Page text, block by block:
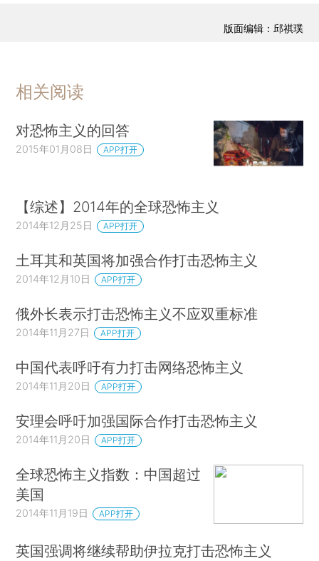
版面编辑：邱祺璞
相关阅读
对恐怖主义的回答
2015年01月08日 APP打开
【综述】2014年的全球恐怖主义
2014年12月25日 APP打开
土耳其和英国将加强合作打击恐怖主义
2014年12月10日 APP打开
俄外长表示打击恐怖主义不应双重标准
2014年11月27日 APP打开
中国代表呼吁有力打击网络恐怖主义
2014年11月20日 APP打开
安理会呼吁加强国际合作打击恐怖主义
2014年11月20日 APP打开
全球恐怖主义指数：中国超过
美国
2014年11月19日 APP打开
英国强调将继续帮助伊拉克打击恐怖主义